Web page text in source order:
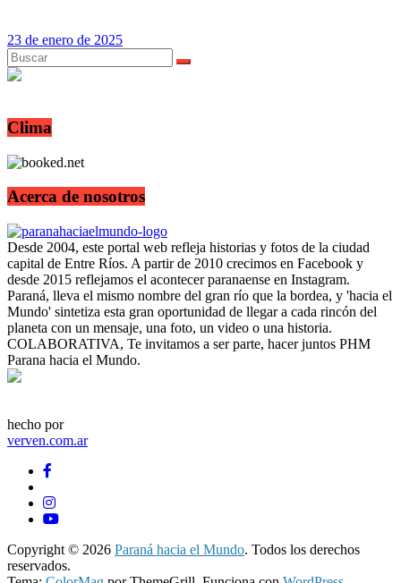
23 de enero de 2025
Clima
Acerca de nosotros
Desde 2004, este portal web refleja historias y fotos de la ciudad
capital de Entre Ríos. A partir de 2010 crecimos en Facebook y
desde 2015 reflejamos el acontecer paranaense en Instagram.
Paraná, lleva el mismo nombre del gran río que la bordea, y 'hacia el
Mundo' sintetiza esta gran oportunidad de llegar a cada rincón del
planeta con un mensaje, una foto, un video o una historia.
COLABORATIVA, Te invitamos a ser parte, hacer juntos PHM
Parana hacia el Mundo.
hecho por
verven.com.ar
Copyright © 2026 Paraná hacia el Mundo. Todos los derechos
reservados.